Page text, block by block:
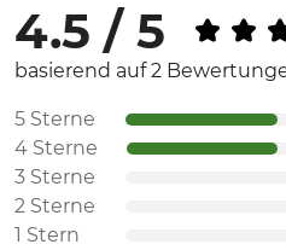
4.5 / 5
basierend auf 2
5 Sterne
4 Sterne
3 Sterne
2 Sterne
1 Stern